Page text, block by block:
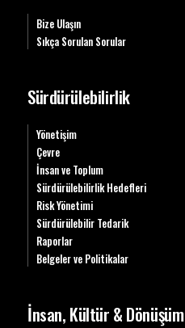
Bize Ulaşın
Sıkça Sorulan Sorular
Sürdürülebilirlik
Yönetişim
Çevre
İnsan ve Toplum
Sürdürülebilirlik Hedefleri
Risk Yönetimi
Sürdürülebilir Tedarik
Raporlar
Belgeler ve Politikalar
İnsan, Kültür & Dönüşüm